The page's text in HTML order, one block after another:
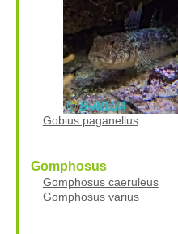
Gobius paganellus
Gomphosus
Gomphosus caeruleus
Gomphosus varius